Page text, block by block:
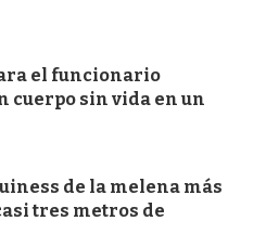
el funcionario
cuerpo sin vida en un
de la melena más
tres metros de